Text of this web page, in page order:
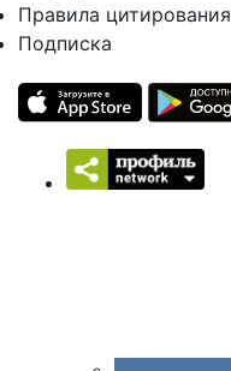
Правила цитирования
Подписка